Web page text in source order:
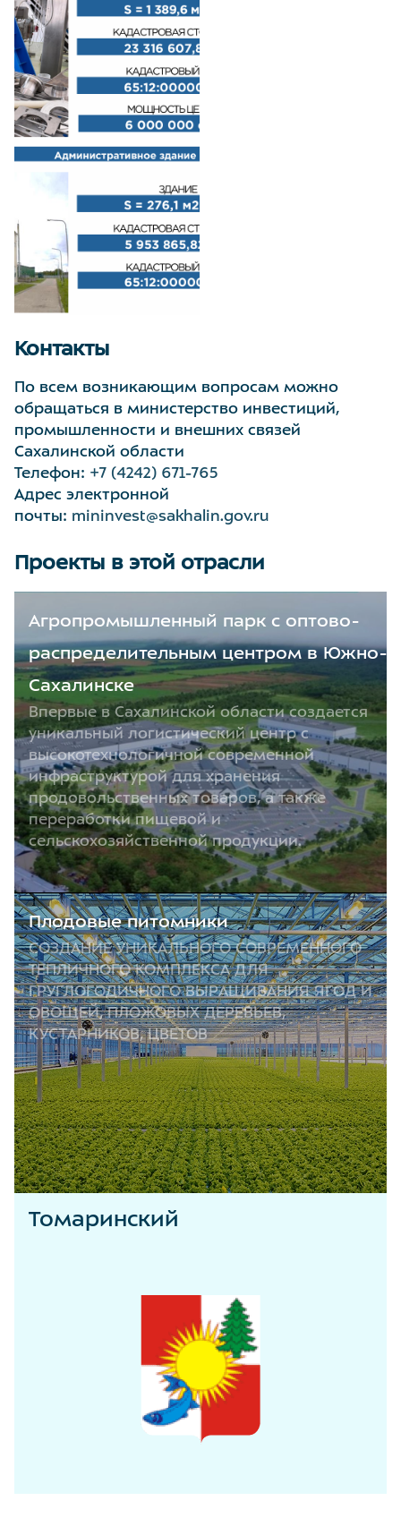
Контакты
По всем возникающим вопросам можно
обращаться в министерство инвестиций,
промышленности и внешних связей
Сахалинской области
Телефон: +7 (4242) 671-765
Адрес электронной
почты: mininvest@sakhalin.gov.ru
Проекты в этой отрасли
Агропромышленный парк с оптово-
распределительным центром в Южно-
Сахалинске
Впервые в Сахалинской области создается
уникальный логистический центр с
высокотехнологичной современной
инфраструктурой для хранения
продовольственных товаров, а также
переработки пищевой и
сельскохозяйственной продукции.
Плодовые питомники
СОЗДАНИЕ УНИКАЛЬНОГО СОВРЕМЕННОГО
ТЕПЛИЧНОГО КОМПЛЕКСА ДЛЯ
ГРУГЛОГОДИЧНОГО ВЫРАЩИВАНИЯ ЯГОД И
ОВОЩЕЙ, ПЛОЖОВЫХ ДЕРЕВЬЕВ,
КУСТАРНИКОВ, ЦВЕТОВ
Томаринский